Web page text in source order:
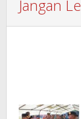
Jangan